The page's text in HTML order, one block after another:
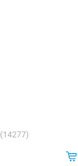
(14277)